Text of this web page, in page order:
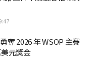
奪 2026 年 WSOP 主賽
元獎金